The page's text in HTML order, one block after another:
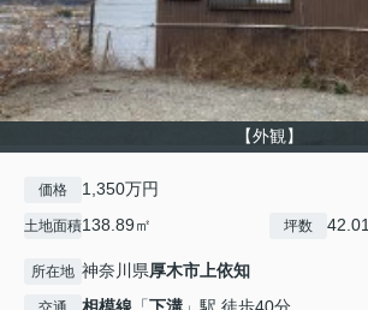
【外観】
価格 1,350万円
土地面積138.89㎡ 坪数
所在地 神奈川県厚木市上依知